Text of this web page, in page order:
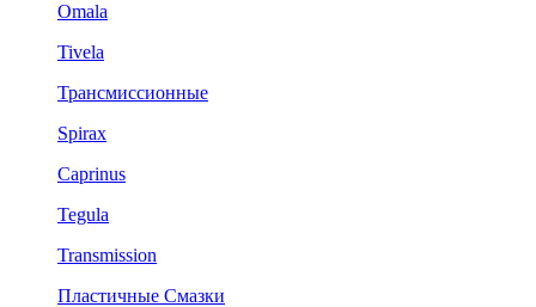
Omala
Tivela
Трансмиссионные
Spirax
Caprinus
Tegula
Transmission
Пластичные Смазки